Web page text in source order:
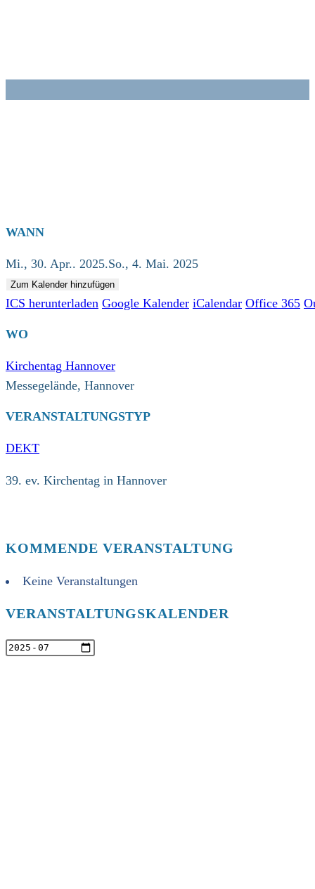
WANN
Mi., 30. Apr.. 2025.So., 4. Mai. 2025
Zum Kalender hinzufügen
ICS herunterladen Google Kalender iCalendar Office 365
WO
Kirchentag Hannover
Messegelände, Hannover
VERANSTALTUNGSTYP
DEKT
39. ev. Kirchentag in Hannover
KOMMENDE VERANSTALTUNG
Keine Veranstaltungen
VERANSTALTUNGSKALENDER